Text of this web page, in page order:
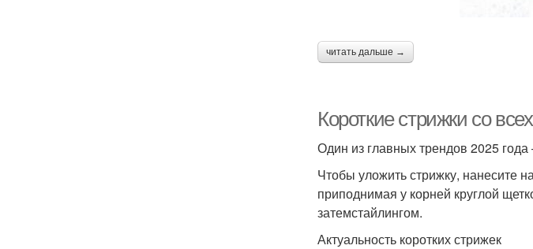
читать дальше →
Короткие стрижки со
Один из главных трендов 2025
Чтобы уложить стрижку, нанесите
приподнимая у корней круглой
затемстайлингом.
Актуальность коротких стрижек